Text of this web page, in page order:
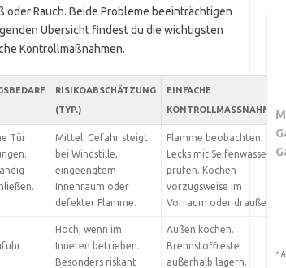
Rauch. Beide Probleme beeinträchtigen
Übersicht findest du die wichtigsten
Kontrollmaßnahmen.
RISIKOABSCHÄTZUNG
(TYP.)
EINFACHE
KONTROLLMASSNAHMEN
Tür
Mittel. Gefahr steigt
bei Windstille,
eingeengtem
Innenraum oder
defekter Flamme.
Flamme beobachten.
Lecks mit Seifenwasser
prüfen. Kochen
vorzugsweise im
Vorraum oder draußen.
Hoch, wenn im
Inneren betrieben.
Besonders riskant
Außen kochen.
Brennstoffreste
außerhalb lagern.
*